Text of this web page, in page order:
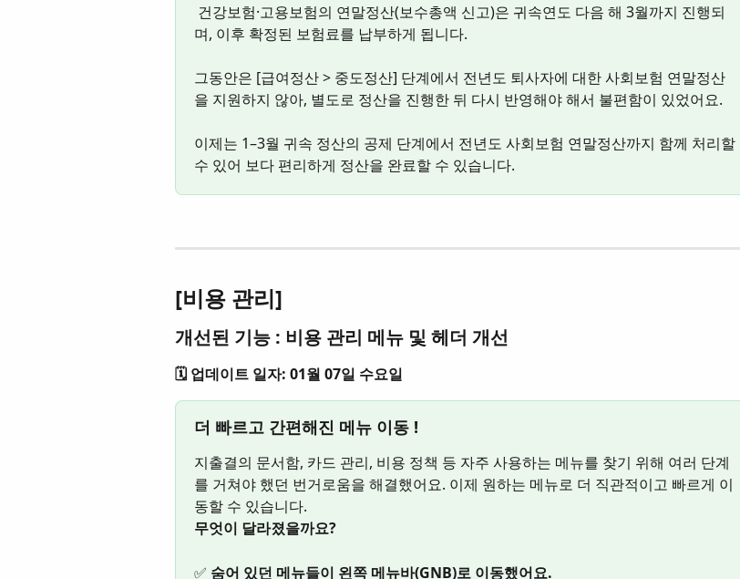
며, 이후 확정된 보험료를 납부하게 됩니다.
그동안은 [급여정산 > 중도정산] 단계에서 전년도 퇴사자에 대한 사회보험 연말정산
을 지원하지 않아, 별도로 정산을 진행한 뒤 다시 반영해야 해서 불편함이 있었어요.
이제는 1–3월 귀속 정산의 공제 단계에서 전년도 사회보험 연말정산까지 함께 처리할
수 있어 보다 편리하게 정산을 완료할 수 있습니다.
[비용 관리]
개선된 기능 : 비용 관리 메뉴 및 헤더 개선
🗓️ 업데이트 일자: 01월 07일 수요일
더 빠르고 간편해진 메뉴 이동 !
지출결의 문서함, 카드 관리, 비용 정책 등 자주 사용하는 메뉴를 찾기 위해 여러 단계
를 거쳐야 했던 번거로움을 해결했어요. 이제 원하는 메뉴로 더 직관적이고 빠르게 이
동할 수 있습니다.
무엇이 달라졌을까요?
✅ 숨어 있던 메뉴들이 왼쪽 메뉴바(GNB)로 이동했어요.